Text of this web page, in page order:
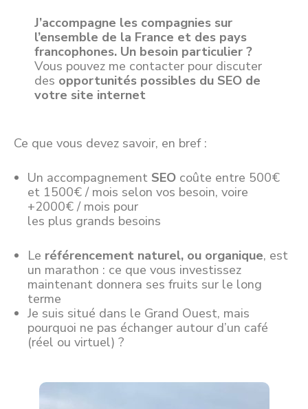
J’accompagne les compagnies sur
l’ensemble de la France et des pays
francophones. Un besoin particulier ?
Vous pouvez me contacter pour discuter
des opportunités possibles du SEO de
votre site internet
Ce que vous devez savoir, en bref :
Un accompagnement SEO coûte entre 500€
et 1500€ / mois selon vos besoin, voire
+2000€ / mois pour
les plus grands besoins
Le référencement naturel, ou organique, est
un marathon : ce que vous investissez
maintenant donnera ses fruits sur le long
terme
Je suis situé dans le Grand Ouest, mais
pourquoi ne pas échanger autour d’un café
(réel ou virtuel) ?